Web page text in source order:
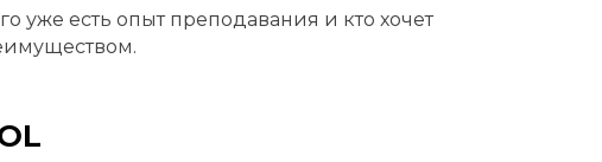
уже есть опыт преподавания и кто хочет